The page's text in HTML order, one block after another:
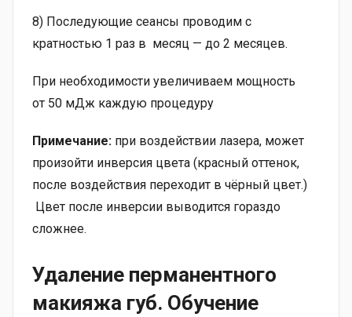
8) Последующие сеансы проводим с
кратностью 1 раз в месяц — до 2 месяцев.
При необходимости увеличиваем мощность
от 50 мДж каждую процедуру
Примечание: при воздействии лазера, может
произойти инверсия цвета (красный оттенок,
после воздействия переходит в чёрный цвет.)
Цвет после инверсии выводится гораздо
сложнее.
Удаление перманентного
макияжа губ. Обучение